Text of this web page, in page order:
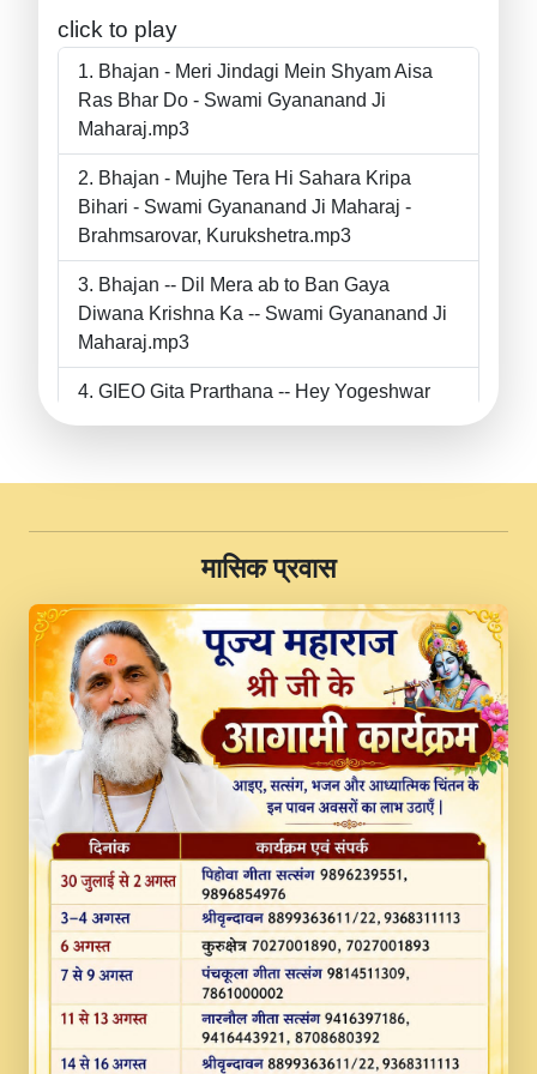
click to play
Bhajan - Meri Jindagi Mein Shyam Aisa
Ras Bhar Do - Swami Gyananand Ji
Maharaj.mp3
Bhajan - Mujhe Tera Hi Sahara Kripa
Bihari - Swami Gyananand Ji Maharaj -
Brahmsarovar, Kurukshetra.mp3
Bhajan -- Dil Mera ab to Ban Gaya
Diwana Krishna Ka -- Swami Gyananand Ji
Maharaj.mp3
GIEO Gita Prarthana -- Hey Yogeshwar
II Swami Gyananand Ji Maharaj.mp3
JINU SATGURU AAP BULAVE by Rasik
Pawan ji 20-11-19 Sankirtan At VEER JI
PRABHU KUTEER CHANNEL.mp3
Kina Sohna Tera Bhawan Sajaya Mata
Vaishno Devi Aarti Mata Rani Bhajan By
Lakhwinder Wadali Ji.mp3
MERE MANN VICH KANTH KALER
NEW PUNAJBI DEVOTIONAL SONG 2017
FULL VIDEO HD.mp3
Na To Roop Hai Bindu Ji Maharaj Pad - A
Divine Bhajan by Shri Indresh Ji
#BhaktiPath.mp3
Radha Rani Ki Kirpa Best Devotional
Song By Chitra Vichitra.mp3
​मासिक प्रवास